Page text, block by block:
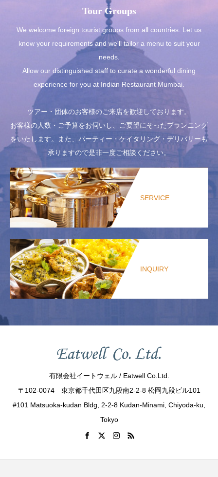
Tour Groups
We welcome foreign tourist groups from all countries. Let us
know your requirements and we'll tailor a menu to suit your
needs.
Allow our distinguished staff to curate a wonderful dining
experience for you at Indian Restaurant Mumbai.
ツアー・団体のお客様のご来店を歓迎しております。
お客様の人数・ご予算をお伺いし、ご要望にそったプランニング
をいたします。また、パーティー・ケイタリング・デリバリーも
承りますので是非一度ご相談ください。
SERVICE
INQUIRY
有限会社イートウェル / Eatwell Co.Ltd.
〒102-0074 東京都千代田区九段南2-2-8 松岡九段ビル101
#101 Matsuoka-kudan Bldg, 2-2-8 Kudan-Minami, Chiyoda-ku,
Tokyo